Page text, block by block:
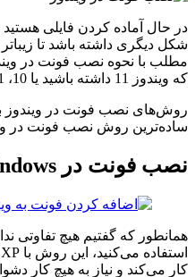
در حال آماده کردن فایلی
شکل دیگری داشته باشد تا
مطلب با نحوه نصب فونت در
که ویندوز 11 داشته باشید یا 10، 8.1، 8 و یا حتی 7.
روش‌های نصب فونت در ویندوز
ساده‌ترین روش نصب فونت در
نصب فونت در Windows
همانطور که گفتیم هیچ تفاوتی
کار می‌کند و نیاز به هیچ کار